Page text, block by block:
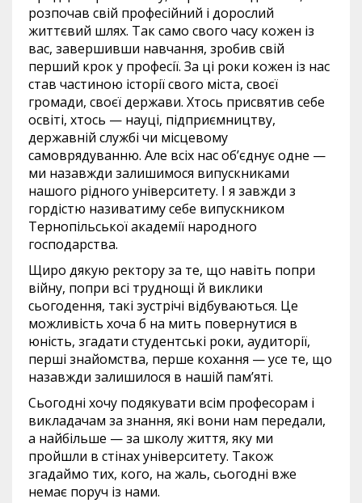
розпочав свій професійний і дорослий
життєвий шлях. Так само свого часу кожен із
вас, завершивши навчання, зробив свій
перший крок у професії. За ці роки кожен із нас
став частиною історії свого міста, своєї
громади, своєї держави. Хтось присвятив себе
освіті, хтось — науці, підприємництву,
державній службі чи місцевому
самоврядуванню. Але всіх нас об’єднує одне —
ми назавжди залишимося випускниками
нашого рідного університету. І я завжди з
гордістю називатиму себе випускником
Тернопільської академії народного
господарства.
Щиро дякую ректору за те, що навіть попри
війну, попри всі труднощі й виклики
сьогодення, такі зустрічі відбуваються. Це
можливість хоча б на мить повернутися в
юність, згадати студентські роки, аудиторії,
перші знайомства, перше кохання — усе те, що
назавжди залишилося в нашій пам’яті.
Сьогодні хочу подякувати всім професорам і
викладачам за знання, які вони нам передали,
а найбільше — за школу життя, яку ми
пройшли в стінах університету. Також
згадаймо тих, кого, на жаль, сьогодні вже
немає поруч із нами.